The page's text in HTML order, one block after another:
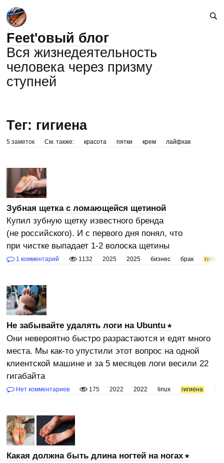
Feet'овый блог
Вся жизнедеятельность
человека через призму
ступней
Тег: гигиена
5 заметок См. также: красота пятки крем лайфхак
Зубная щетка с ломающейся щетиной
Купил зубную щетку известного бренда
(не российского). И с первого дня понял, что
при чистке выпадает 1-2 волоска щетины
1 комментарий 1132 2025 2025 бизнес брак
Не забывайте удалять логи на Ubuntu
Они невероятно быстро разрастаются и едят много
места. Мы как-то упустили этот вопрос на одной
клиентской машине и за 5 месяцев логи весили 22
гигабайта
Нет комментариев 175 2022 2022 linux гигиена
Какая должна быть длина ногтей на ногах